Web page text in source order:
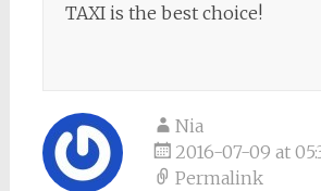
TAXI is the best choice!
Nia
2016-07-09 at
Permalink